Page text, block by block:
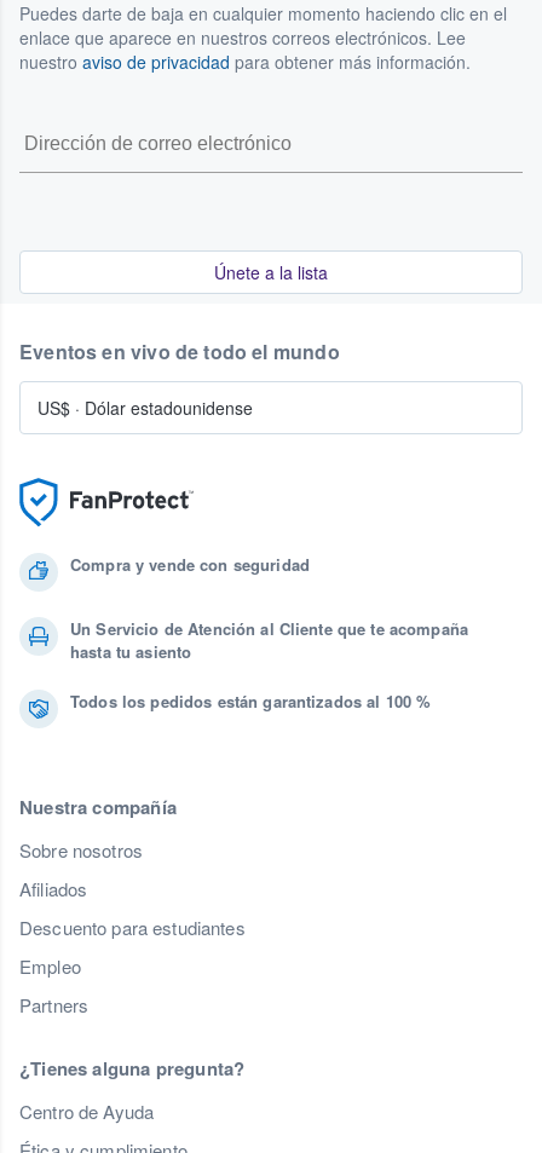
Puedes darte de baja en cualquier momento haciendo clic en el
enlace que aparece en nuestros correos electrónicos. Lee
nuestro aviso de privacidad para obtener más información.
Únete a la lista
Compra y vende con seguridad
Un Servicio de Atención al Cliente que te acompaña
hasta tu asiento
Todos los pedidos están garantizados al 100 %
Nuestra compañía
Sobre nosotros
Afiliados
Descuento para estudiantes
Empleo
Partners
¿Tienes alguna pregunta?
Centro de Ayuda
Eventos en vivo de todo el mundo
US$ · Dólar estadounidense